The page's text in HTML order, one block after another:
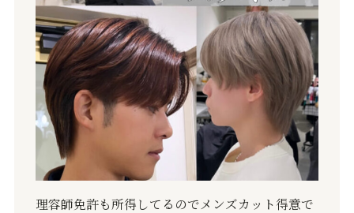
理容師免許も所得してるのでメンズカット得意で